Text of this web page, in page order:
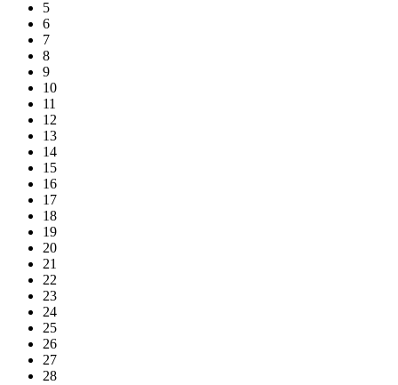
5
6
7
8
9
10
11
12
13
14
15
16
17
18
19
20
21
22
23
24
25
26
27
28